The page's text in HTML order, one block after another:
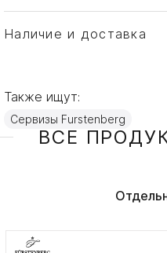
Бренд
Страна производителя
Наличие и доставка
Также ищут:
Сервизы Furstenberg
ВСЕ